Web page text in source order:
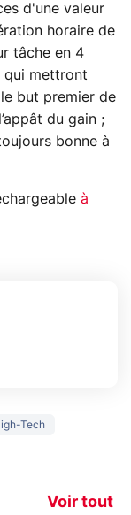
d'une valeur
horaire de
tâche en 4
qui mettront
but premier de
du gain ;
bonne à
à
Tech
Voir tout
prochaine